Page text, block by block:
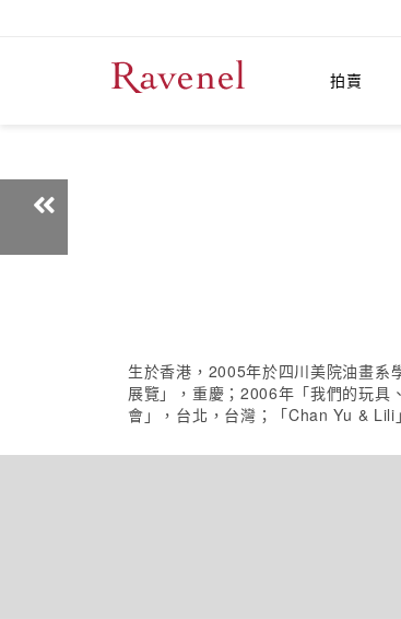
拍賣
生於香港，2005年於四川美院油畫
展覽」，重慶；2006年「我們的玩具
會」，台北，台灣；「Chan Yu & Lili